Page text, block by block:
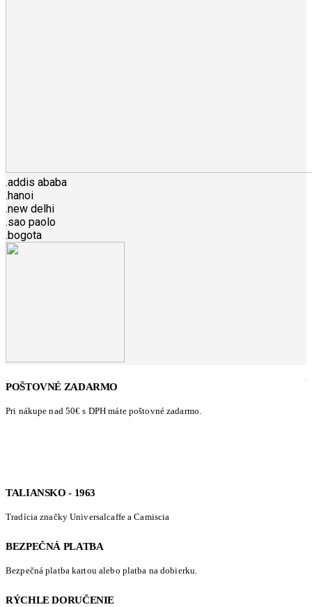
.addis ababa
.hanoi
.new delhi
.sao paolo
.bogota
POŠTOVNÉ ZADARMO
Pri nákupe nad 50€ s DPH máte poštovné zadarmo.
TALIANSKO - 1963
Tradícia značky Universalcaffe a Camiscia
BEZPEČNÁ PLATBA
Bezpečná platba kartou alebo platba na dobierku.
RÝCHLE DORUČENIE